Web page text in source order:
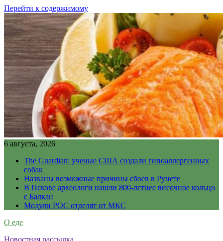
Перейти к содержимому
6 августа, 2026
The Guardian: ученые США создали гипоаллергенных
собак
Названы возможные причины сбоев в Рунете
В Пскове археологи нашли 800-летнее височное кольцо
с Балкан
Модули РОС отделят от МКС
О еде
Новостная рассылка